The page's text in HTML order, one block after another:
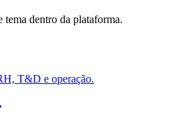
tema dentro da plataforma.
T&D e operação.